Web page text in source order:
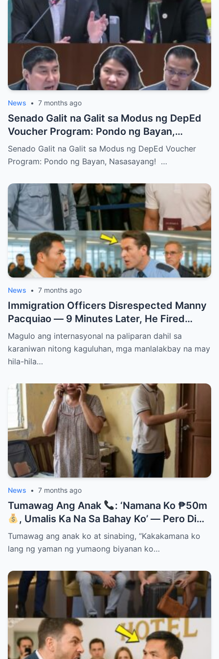
News • 7 months ago
Senado Galit na Galit sa Modus ng DepEd
Voucher Program: Pondo ng Bayan,
Nasasayang!
Senado Galit na Galit sa Modus ng DepEd Voucher
Program: Pondo ng Bayan, Nasasayang! …
News • 7 months ago
Immigration Officers Disrespected Manny
Pacquiao — 9 Minutes Later, He Fired
Them Instantly..
Magulo ang internasyonal na paliparan dahil sa
karaniwan nitong kaguluhan, mga manlalakbay na may
hila-hila…
News • 7 months ago
Tumawag Ang Anak
: ‘Namana Ko ₱50m
, Umalis Ka Na Sa Bahay Ko’ — Pero Di
Niya Alam Na…
Tumawag ang anak ko at sinabing, “Kakakamana ko
lang ng yaman ng yumaong biyanan ko…